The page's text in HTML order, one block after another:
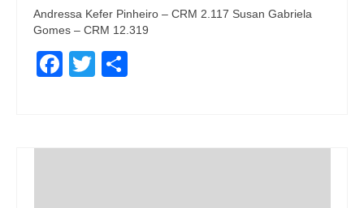
Andressa Kefer Pinheiro – CRM 2.117 Susan Gabriela
Gomes – CRM 12.319
Facebook
Twitter